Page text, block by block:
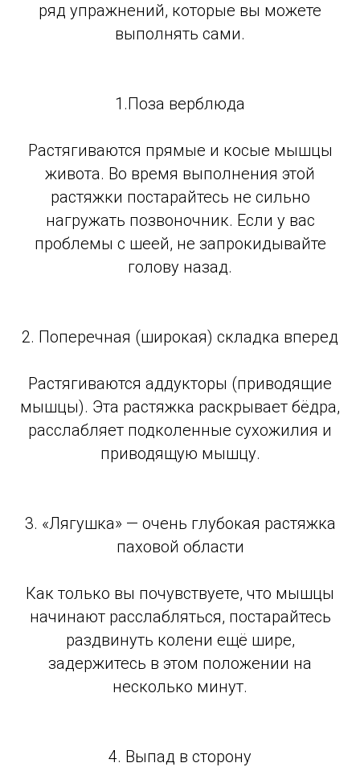
ряд упражнений, которые вы можете
выполнять сами.
1.Поза верблюда
Растягиваются прямые и косые мышцы
живота. Во время выполнения этой
растяжки постарайтесь не сильно
нагружать позвоночник. Если у вас
проблемы с шеей, не запрокидывайте
голову назад.
2. Поперечная (широкая) складка вперед
Растягиваются аддукторы (приводящие
мышцы). Эта растяжка раскрывает бёдра,
расслабляет подколенные сухожилия и
приводящую мышцу.
3. «Лягушка» — очень глубокая растяжка
паховой области
Как только вы почувствуете, что мышцы
начинают расслабляться, постарайтесь
раздвинуть колени ещё шире,
задержитесь в этом положении на
несколько минут.
4. Выпад в сторону